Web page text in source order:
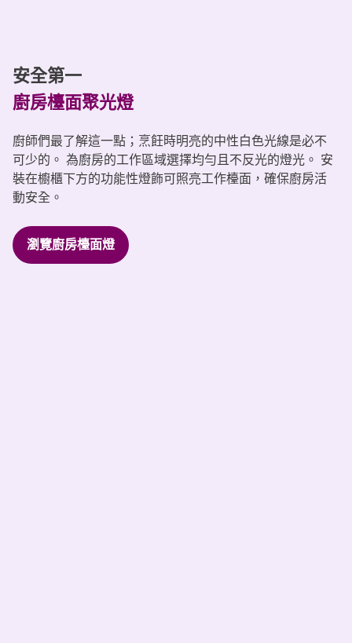
安全第一
廚房檯面聚光燈
廚師們最了解這一點；烹飪時明亮的中性白色光線是必不
可少的。 為廚房的工作區域選擇均勻且不反光的燈光。 安
裝在櫥櫃下方的功能性燈飾可照亮工作檯面，確保廚房活
動安全。
瀏覽廚房檯面燈